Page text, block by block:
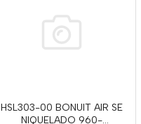
HSL303-00 BONUIT AIR SE
NIQUELADO 960-